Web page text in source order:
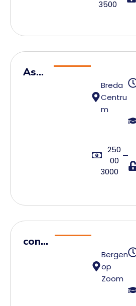
3500
Assi
Breda
Centru
m
250
00
3000
cont
Bergen
op
Zoom